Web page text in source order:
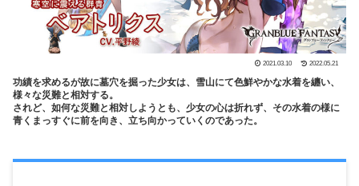
2021.03.10 2022.05.21
功績を求めるが故に墓穴を掘った少女は、雪山にて色鮮やかな水着を纏い、
様々な災難と相対する。
されど、如何な災難と相対しようとも、少女の心は折れず、その水着の様に
青くまっすぐに前を向き、立ち向かっていくのであった。